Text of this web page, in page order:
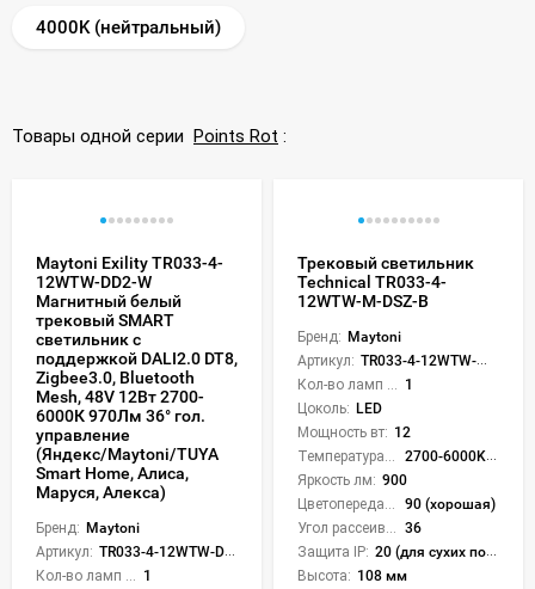
4000K (нейтральный)
Товары одной серии Points Rot :
Maytoni Exility TR033-4-
12WTW-DD2-W
Магнитный белый
трековый SMART
светильник с
поддержкой DALI2.0 DT8,
Zigbee3.0, Bluetooth
Mesh, 48V 12Вт 2700-
6000К 970Лм 36° гол.
управление
(Яндекс/Maytoni/TUYA
Smart Home, Алиса,
Маруся, Алекса)
Бренд: Maytoni
Артикул: TR033-4-12WTW-DD2-W
1
Трековый светильник
Technical TR033-4-
12WTW-M-DSZ-B
Бренд: Maytoni
Артикул: TR033-4-12WTW-M-DSZ-B
1
Цоколь: LED
Мощность вт: 12
2700-6000K (плавная рег.)
Яркость лм: 900
90 (хорошая)
36
Защита IP: 20 (для сухих пом.)
Высота: 108 мм